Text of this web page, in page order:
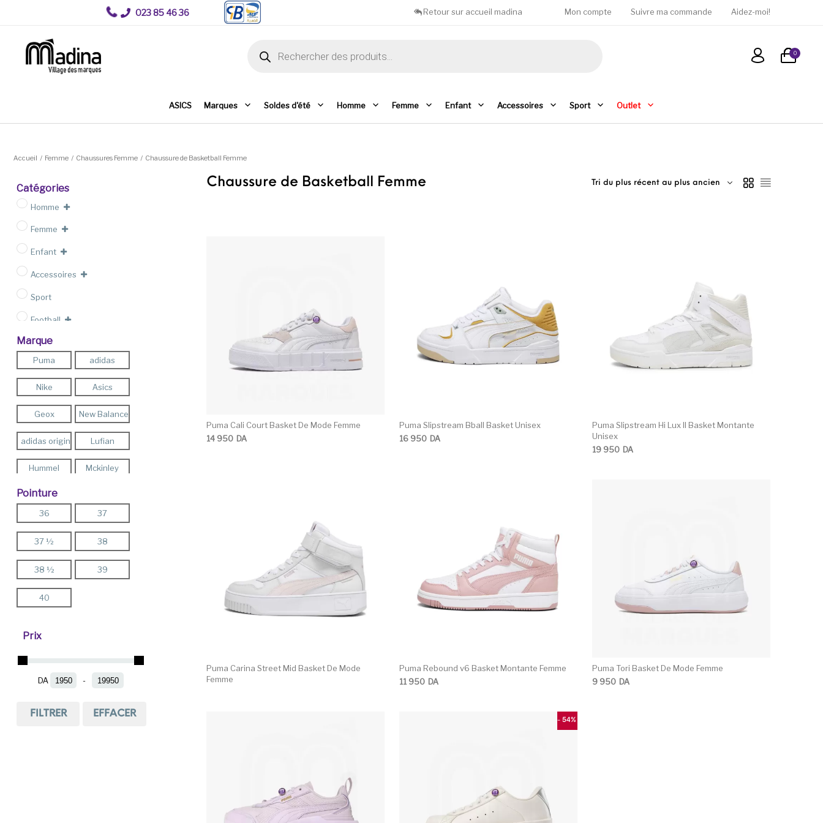
023 85 46 36 Retour sur accueil madina Mon compte Suivre ma commande Aidez-moi!
0
ASICS Marques Soldes d'été Homme Femme Enfant Accessoires Sport Outlet
Accueil / Femme / Chaussures Femme / Chaussure de Basketball Femme
Catégories
Homme
Femme
Enfant
Accessoires
Sport
Football
Outlet
Marque
Puma adidas
Nike Asics
Geox New Balance
adidas originals Lufian
Hummel Mckinley
Pro -Touch
Teddy Smith Firefly
FLO Reebok
We Fly
Pointure
36 37
37 ½ 38
38 ½ 39
40
Prix
DA Minimum Price
-Maximum Price
FILTRER EFFACER
Chaussure de Basketball Femme Tri du plus récent au plus ancien
Puma Cali Court Basket De Mode Femme
14 950 DA
Puma Slipstream Bball Basket Unisex
16 950 DA
Puma Slipstream Hi Lux II Basket Montante
Unisex
19 950 DA
Puma Carina Street Mid Basket De Mode
Femme
Puma Rebound v6 Basket Montante Femme
11 950 DA
Puma Tori Basket De Mode Femme
9 950 DA
Ce produit a plusieurs variations. Les options peuvent être choisies sur la page du produit
- 54%
Ce produit a plusieurs variations. Les options peuvent être